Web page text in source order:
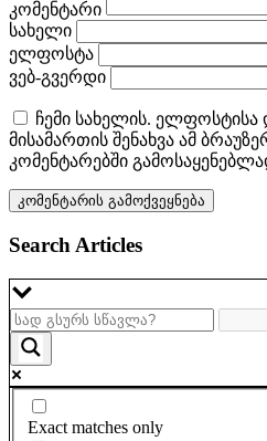
კომენტარი
სახელი
ელფოსტა
ვებ-გვერდი
ჩემი სახელის. ელფოსტისა
მისამართის შენახვა ამ
კომენტარებში
Search Articles
Exact matches only